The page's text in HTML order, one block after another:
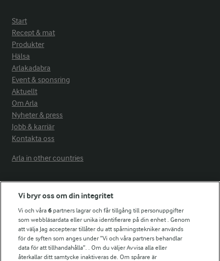
Start
Recept & mat
Produkter
Hälsa
Arlakadabra
Event & sponsring
Aktuellt
Om Arla
Nyheter & press
Jobb & karriär
Kontakta oss
Arla in other countries
Fler Arlasajter
För ägare
Arlas kundportal
Arla.com
Falbygdens Ost
Vi bryr oss om din integritet
Vi och våra6 partners lagrar och får tillgång till personuppgifter
som webbläsardata eller unika identifierare på din enhet . Genom
att välja Jag accepterar tillåter du att spårningstekniker används
för de syften som anges under ”Vi och våra partners behandlar
data för att tillhandahålla”. . Om du väljer Avvisa alla eller
återkallar ditt samtycke inaktiveras de. Om spårare är